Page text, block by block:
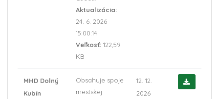
Aktualizácia:
24. 6. 2026
15:00:14
Veľkosť: 122,59
KB
MHD Dolný
Kubín
Obsahuje spoje
mestskej
12. 12.
2026